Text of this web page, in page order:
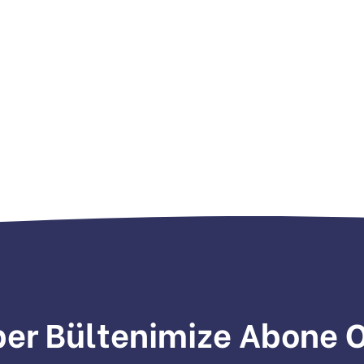
Bültenimize Abone